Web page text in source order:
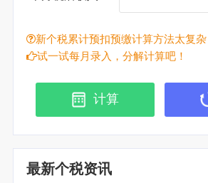
新个税累计预扣预缴计算方法太复
试一试每月录入，分解计算吧！
计算
最新个税资讯